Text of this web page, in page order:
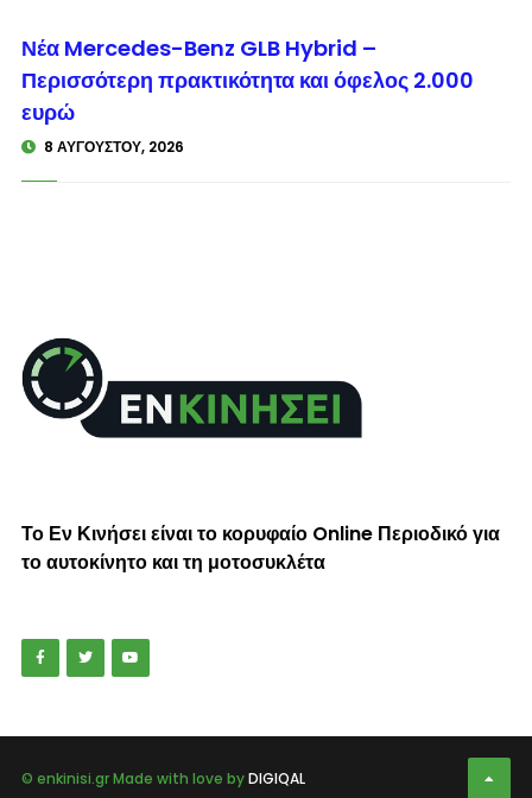
Νέα Mercedes-Benz GLB Hybrid –
Περισσότερη πρακτικότητα και όφελος 2.000
ευρώ
8 ΑΥΓΟΎΣΤΟΥ, 2026
Το Εν Κινήσει είναι το κορυφαίο Online Περιοδικό για
το αυτοκίνητο και τη μοτοσυκλέτα
© enkinisi.gr Made with love byDIGIQAL